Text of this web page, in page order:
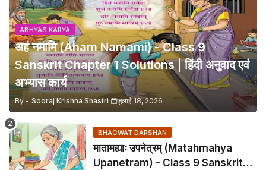
ABHYAS KARYA
अहं नमामि (Aham Namami) - Class 9
Sanskrit Chapter 1 Solutions | हिंदी अनुवाद एवं
अभ्यास कार्य
By - Sooraj Krishna Shastri जुलाई 18, 2026
BHAGWAT DARSHAN
मातामह्याः उपनेत्रम् (Matahmahya
Upanetram) - Class 9 Sanskrit